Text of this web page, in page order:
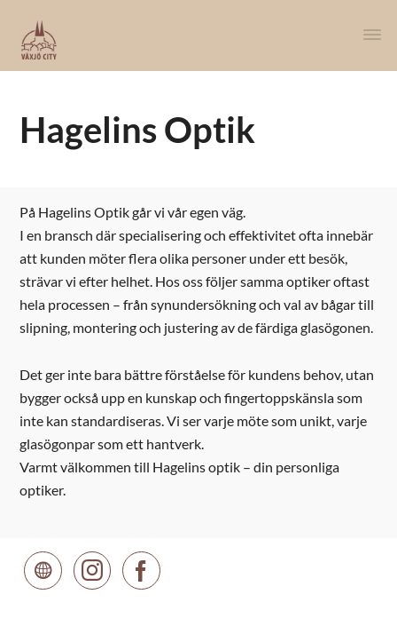
Hagelins Optik
På Hagelins Optik går vi vår egen väg.
I en bransch där specialisering och effektivitet ofta innebär
att kunden möter flera olika personer under ett besök,
strävar vi efter helhet. Hos oss följer samma optiker oftast
hela processen – från synundersökning och val av bågar till
slipning, montering och justering av de färdiga glasögonen.
Det ger inte bara bättre förståelse för kundens behov, utan
bygger också upp en kunskap och fingertoppskänsla som
inte kan standardiseras. Vi ser varje möte som unikt, varje
glasögonpar som ett hantverk.
Varmt välkommen till Hagelins optik – din personliga
optiker.